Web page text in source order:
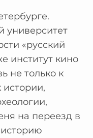
университет
«русский
институт кино
не только к
истории,
на переезд в